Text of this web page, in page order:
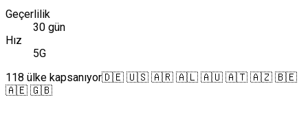
Geçerlilik
30 gün
Hız
5G
118 ülke kapsanıyor🇩🇪 🇺🇸 🇦🇷 🇦🇱 🇦🇺 🇦🇹 🇦🇿 🇧🇪
🇦🇪 🇬🇧